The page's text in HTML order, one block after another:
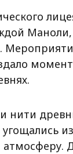
нити